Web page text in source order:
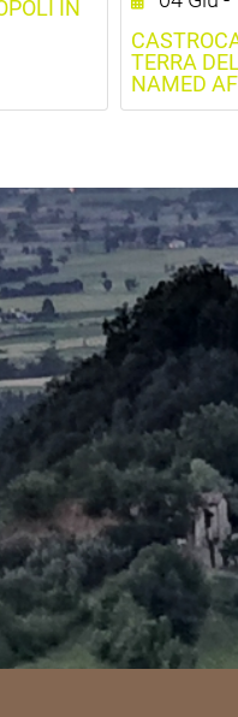
IN
TERRA
NAMED